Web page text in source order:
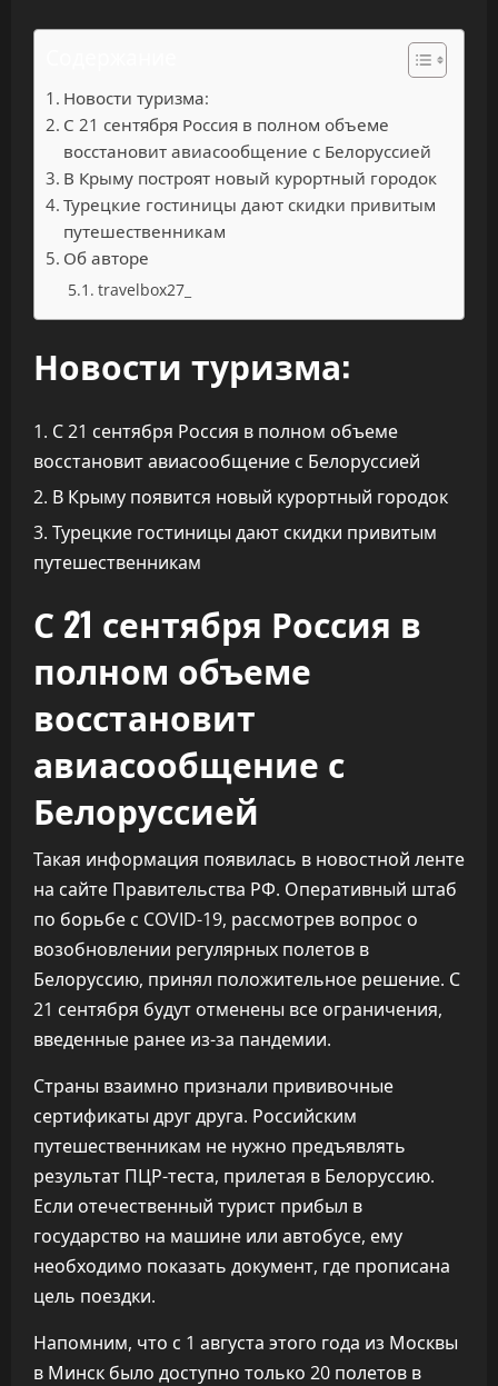
Новости туризма:
С 21 сентября Россия в полном объеме
восстановит авиасообщение с Белоруссией
В Крыму построят новый курортный городок
Турецкие гостиницы дают скидки привитым
путешественникам
Об авторе
travelbox27_
Новости туризма:
С 21 сентября Россия в полном объеме
восстановит авиасообщение с Белоруссией
В Крыму появится новый курортный городок
Турецкие гостиницы дают скидки привитым
путешественникам
С 21 сентября Россия в
полном объеме
восстановит
авиасообщение с
Белоруссией
Такая информация появилась в новостной ленте
на сайте Правительства РФ. Оперативный штаб
по борьбе с COVID-19, рассмотрев вопрос о
возобновлении регулярных полетов в
Белоруссию, принял положительное решение. С
21 сентября будут отменены все ограничения,
введенные ранее из-за пандемии.
Страны взаимно признали прививочные
сертификаты друг друга. Российским
путешественникам не нужно предъявлять
результат ПЦР-теста, прилетая в Белоруссию.
Если отечественный турист прибыл в
государство на машине или автобусе, ему
необходимо показать документ, где прописана
цель поездки.
Напомним, что с 1 августа этого года из Москвы
в Минск было доступно только 20 полетов в